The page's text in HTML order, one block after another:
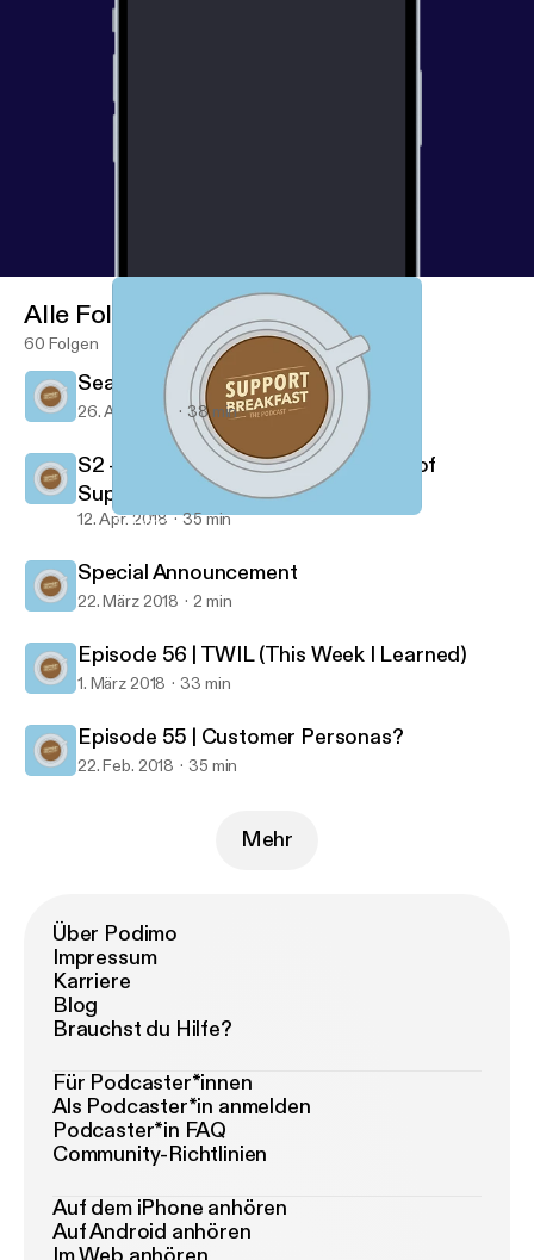
Season 2 | Episode 2 | I'm Worth It
Alle Folgen
60 Folgen
Season 2 | Episode 2 | I'm Worth It
26. Apr. 2018 38 min
S2 - Ep 1 | Demonstrating the value of
Support
12. Apr. 2018 35 min
Special Announcement
22. März 2018 2 min
Episode 56 | TWIL (This Week I Learned)
1. März 2018 33 min
Episode 55 | Customer Personas?
22. Feb. 2018 35 min
Mehr
Über Podimo
Impressum
Karriere
Blog
Brauchst du Hilfe?
Für Podcaster*innen
Als Podcaster*in anmelden
Podcaster*in FAQ
Community-Richtlinien
Auf dem iPhone anhören
Auf Android anhören